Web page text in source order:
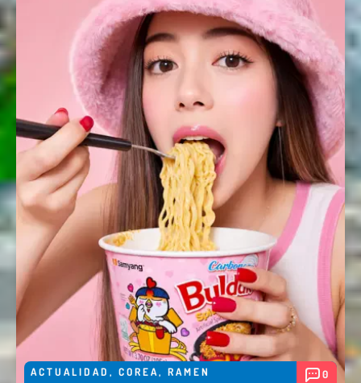
ACTUALIDAD , COREA, RAMEN 0